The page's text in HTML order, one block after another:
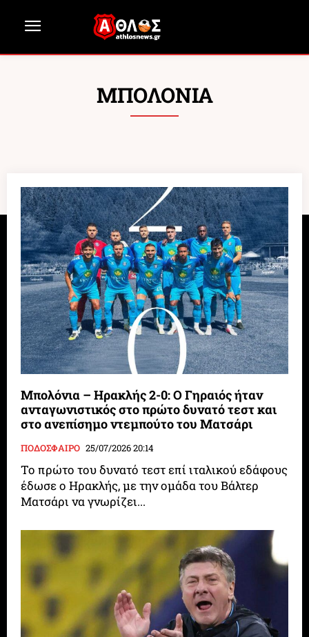
ΜΠΟΛΟΝΙΑ
Μπολόνια – Ηρακλής 2-0: Ο Γηραιός ήταν
ανταγωνιστικός στο πρώτο δυνατό τεστ και
στο ανεπίσημο ντεμπούτο του Ματσάρι
ΠΟΔΟΣΦΑΙΡΟ 25/07/2026 20:14
Το πρώτο του δυνατό τεστ επί ιταλικού εδάφους
έδωσε ο Ηρακλής, με την ομάδα του Βάλτερ
Ματσάρι να γνωρίζει...